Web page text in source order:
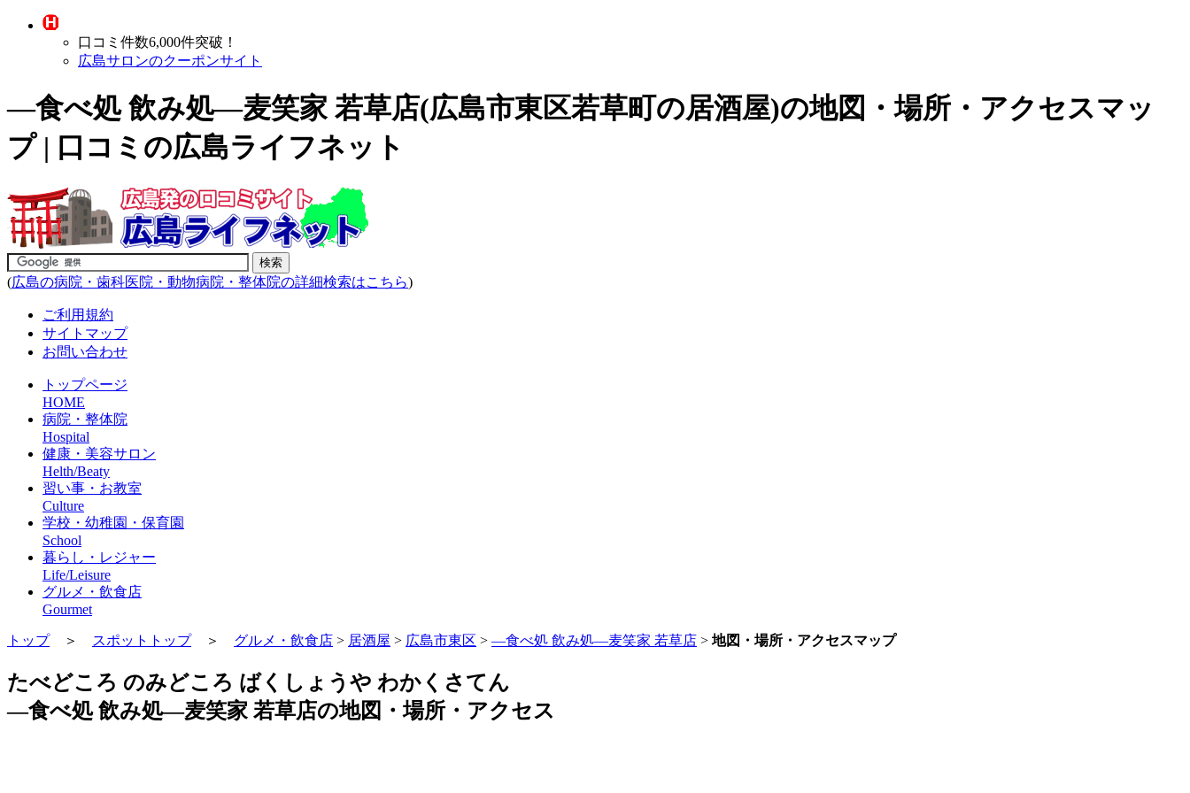
口コミ件数6,000件突破！
広島サロンのクーポンサイト
―食べ処 飲み処―麦笑家 若草店(広島市東区若草町の居酒屋)の地図・場所・アクセスマッ
プ | 口コミの広島ライフネット
(広島の病院・歯科医院・動物病院・整体院の詳細検索はこちら)
ご利用規約
サイトマップ
お問い合わせ
トップページ
HOME
病院・整体院
Hospital
健康・美容サロン
Helth/Beaty
習い事・お教室
Culture
学校・幼稚園・保育園
School
暮らし・レジャー
Life/Leisure
グルメ・飲食店
Gourmet
トップ＞ スポットトップ＞ グルメ・飲食店 > 居酒屋 > 広島市東区 > ―食べ処 飲み処―麦笑家 若草店 > 地図・場所・アクセスマップ
たべどころ のみどころ ばくしょうや わかくさてん
―食べ処 飲み処―麦笑家 若草店の地図・場所・アクセス